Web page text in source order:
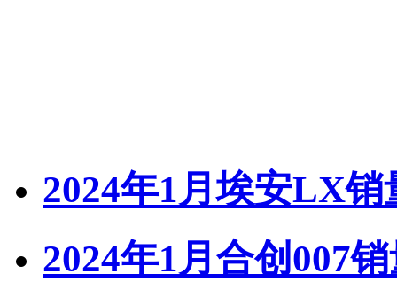
2024年1月埃安LX销
2024年1月合创007